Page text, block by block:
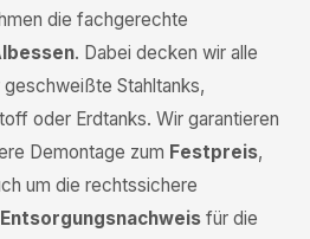
die fachgerechte
. Dabei decken wir alle
geschweißte Stahltanks,
oder Erdtanks. Wir garantieren
Demontage zum Festpreis,
um die rechtssichere
Entsorgungsnachweis für die